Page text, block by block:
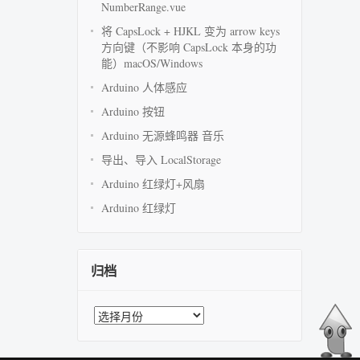
NumberRange.vue
将 CapsLock + HJKL 变为 arrow keys
方向键（不影响 CapsLock 本身的功
能）macOS/Windows
Arduino 人体感应
Arduino 按钮
Arduino 无源蜂鸣器 音乐
导出、导入 LocalStorage
Arduino 红绿灯+风扇
Arduino 红绿灯
归档
归
档